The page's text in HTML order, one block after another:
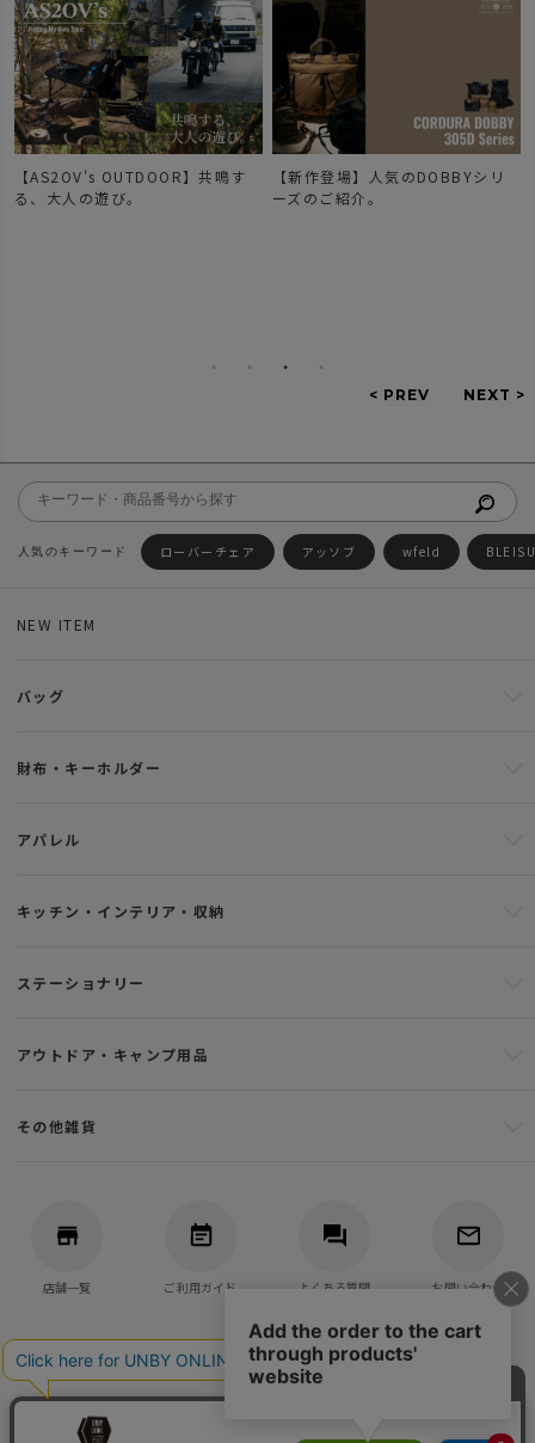
【AS2OV's OUTDOOR】共鳴す
る、大人の遊び。
【新作登場】人気のDOBBYシリ
ーズのご紹介。
ローバーチェア アッソブ wfeld
NEW ITEM
バッグ
財布・キーホルダー
アパレル
キッチン・インテリア・収納
ステーショナリー
アウトドア・キャンプ用品
その他雑貨
店舗一覧 ご利用ガイド よくある質問 お問い合わせ